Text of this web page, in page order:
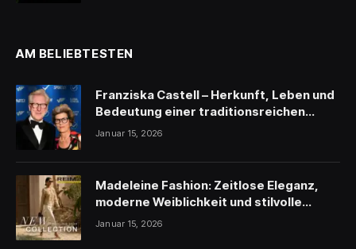
AM BELIEBTESTEN
Franziska Castell – Herkunft, Leben und
Bedeutung einer traditionsreichen
Persönlichkeit
Januar 15, 2026
Madeleine Fashion: Zeitlose Eleganz,
moderne Weiblichkeit und stilvolle
Inspiration
Januar 15, 2026